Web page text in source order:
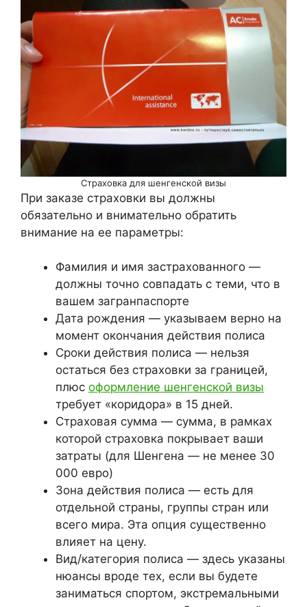
Страховка для шенгенской визы
При заказе страховки вы должны
обязательно и внимательно обратить
внимание на ее параметры:
Фамилия и имя застрахованного —
должны точно совпадать с теми, что в
вашем загранпаспорте
Дата рождения — указываем верно на
момент окончания действия полиса
Сроки действия полиса — нельзя
остаться без страховки за границей,
плюс оформление шенгенской визы
требует «коридора» в 15 дней.
Страховая сумма — сумма, в рамках
которой страховка покрывает ваши
затраты (для Шенгена — не менее 30
000 евро)
Зона действия полиса — есть для
отдельной страны, группы стран или
всего мира. Эта опция существенно
влияет на цену.
Вид/категория полиса — здесь указаны
нюансы вроде тех, если вы будете
заниматься спортом, экстремальными